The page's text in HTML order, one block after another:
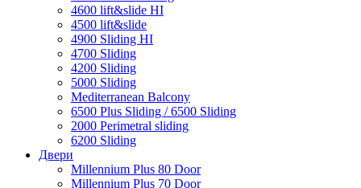
4600 lift&slide HI
4500 lift&slide
4900 Sliding HI
4700 Sliding
4200 Sliding
5000 Sliding
Mediterranean Balcony
6500 Plus Sliding / 6500 Sliding
2000 Perimetral sliding
6200 Sliding
Двери
Millennium Plus 80 Door
Millennium Plus 70 Door